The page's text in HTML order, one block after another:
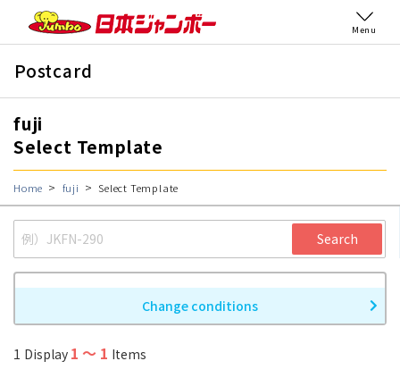
Menu
Postcard
fuji
Select Template
Home fuji Select Template
Search
Change conditions
1 Display 1 〜 1 Items